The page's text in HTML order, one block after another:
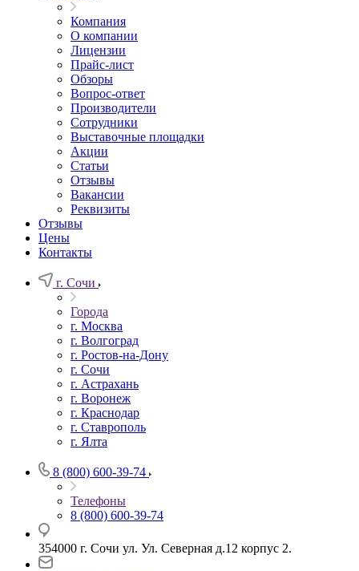
Компания
О компании
Лицензии
Прайс-лист
Обзоры
Вопрос-ответ
Производители
Сотрудники
Выставочные площадки
Акции
Статьи
Отзывы
Вакансии
Реквизиты
Отзывы
Цены
Контакты
г. Сочи
Города
г. Москва
г. Волгоград
г. Ростов-на-Дону
г. Сочи
г. Астрахань
г. Воронеж
г. Краснодар
г. Ставрополь
г. Ялта
8 (800) 600-39-74
Телефоны
8 (800) 600-39-74
354000 г. Сочи ул. Ул. Северная д.12 корпус 2.